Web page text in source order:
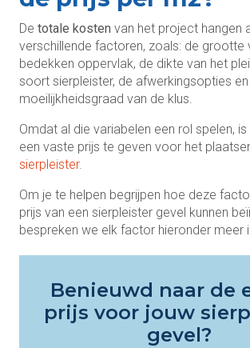
De totale kosten van het project hangen
verschillende factoren, zoals: de grootte
bedekken oppervlak, de dikte van het
soort sierpleister, de afwerkingsopties
moeilijkheidsgraad van de klus.
Omdat al die variabelen een rol spelen,
een vaste prijs te geven voor het
sierpleister.
Om je te helpen begrijpen hoe deze
prijs van een sierpleister gevel kunnen
bespreken we elk factor hieronder meer
Benieuwd naar de
prijs voor jouw
gevel?